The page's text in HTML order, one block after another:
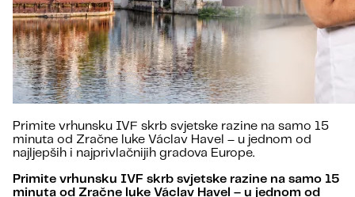
Primite vrhunsku IVF skrb svjetske razine na samo 15
minuta od Zračne luke Václav Havel – u jednom od
najljepših i najprivlačnijih gradova Europe.
Primite vrhunsku IVF skrb svjetske razine na samo 15
minuta od Zračne luke Václav Havel – u jednom od